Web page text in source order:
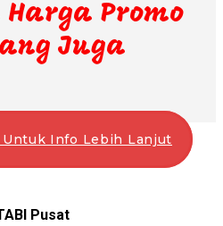
Promo
Juga
Info Lebih Lanjut
Pusat